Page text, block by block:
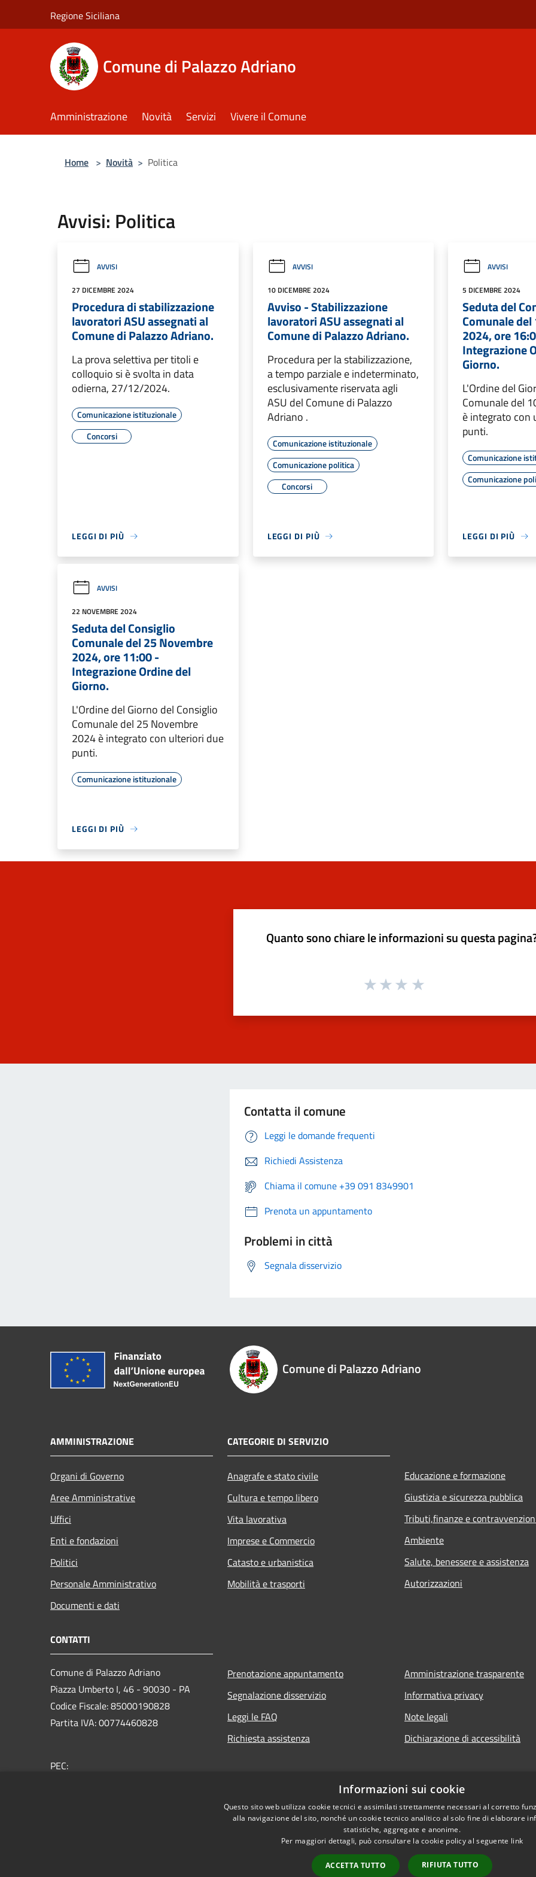
Regione Siciliana
Comune di Palazzo Adriano
Amministrazione Novità Servizi Vivere il Comune
Home > Novità > Politica
Avvisi: Politica
AVVISI
27 DICEMBRE 2024
Procedura di stabilizzazione
lavoratori ASU assegnati al
Comune di Palazzo Adriano.
La prova selettiva per titoli e
colloquio si è svolta in data
odierna, 27/12/2024.
Comunicazione istituzionale
Concorsi
LEGGI DI PIÙ
AVVISI
10 DICEMBRE 2024
Avviso - Stabilizzazione
lavoratori ASU assegnati al
Comune di Palazzo Adriano.
Procedura per la stabilizzazione,
a tempo parziale e indeterminato,
esclusivamente riservata agli
ASU del Comune di Palazzo
Adriano .
Comunicazione istituzionale
Comunicazione politica
Concorsi
LEGGI DI PIÙ
AVVISI
5 DICEMBRE 2024
Seduta del
Comunale
2024, ore
Integrazione
Giorno.
L'Ordine del
Comunale del
è integrato con
punti.
Comunicazione
Comunicazione
LEGGI DI PIÙ
AVVISI
22 NOVEMBRE 2024
Seduta del Consiglio
Comunale del 25 Novembre
2024, ore 11:00 -
Integrazione Ordine del
Giorno.
L'Ordine del Giorno del Consiglio
Comunale del 25 Novembre
2024 è integrato con ulteriori due
punti.
Comunicazione istituzionale
LEGGI DI PIÙ
Quanto sono chiare le informazioni su questa
Contatta il comune
Leggi le domande frequenti
Richiedi Assistenza
Chiama il comune +39 091 8349901
Prenota un appuntamento
Problemi in città
Segnala disservizio
Comune di Palazzo Adriano
AMMINISTRAZIONE
Organi di Governo
Aree Amministrative
Uffici
Enti e fondazioni
Politici
Personale Amministrativo
Documenti e dati
CATEGORIE DI SERVIZIO
Anagrafe e stato civile
Cultura e tempo libero
Vita lavorativa
Imprese e Commercio
Catasto e urbanistica
Mobilità e trasporti
Educazione e formazione
Giustizia e sicurezza pubblica
Tributi,finanze e
Ambiente
Salute, benessere e assistenza
Autorizzazioni
CONTATTI
Comune di Palazzo Adriano
Piazza Umberto I, 46 - 90030 - PA
Codice Fiscale: 85000190828
Partita IVA: 00774460828
PEC:
Prenotazione appuntamento
Segnalazione disservizio
Leggi le FAQ
Richiesta assistenza
Amministrazione trasparente
Informativa privacy
Note legali
Dichiarazione di accessibilità
Copyright © 2026 •
Informazioni sui cookie
Questo sito web utilizza cookie tecnici e assimilati strettamente necessari al corretto
alla navigazione del sito, nonché un cookie tecnico analitico al solo fine di elaborare
statistiche, aggregate e anonime.
Per maggiori dettagli, può consultare la cookie policy al seguente link
ACCETTA TUTTO RIFIUTA TUTTO